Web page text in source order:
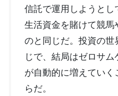
信託で運用しようと
生活資金を賭けて競馬
のと同じだ。投資の世
じで、結局はゼロサ
が自動的に増えてい
らだ。